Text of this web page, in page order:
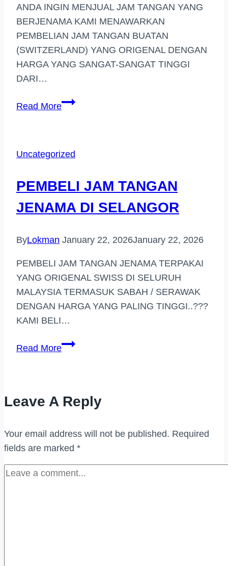
ANDA INGIN MENJUAL JAM TANGAN YANG
BERJENAMA KAMI MENAWARKAN
PEMBELIAN JAM TANGAN BUATAN
(SWITZERLAND) YANG ORIGENAL DENGAN
HARGA YANG SANGAT-SANGAT TINGGI
DARI…
Read MorePEMBELI
DI
ALAM)
Uncategorized
PEMBELI JAM TANGAN
JENAMA DI SELANGOR
ByLokman January 22, 2026January 22, 2026
PEMBELI JAM TANGAN JENAMA TERPAKAI
YANG ORIGENAL SWISS DI SELURUH
MALAYSIA TERMASUK SABAH / SERAWAK
DENGAN HARGA YANG PALING TINGGI..???
KAMI BELI…
Read MorePEMBELI
DI
Leave A Reply
Your email address will not be published. Required
fields are marked *